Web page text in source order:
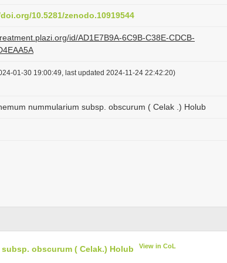
10.5281/zenodo.10919544
id/AD1E7B9A-6C9B-C38E-CDCB-
01-30 19:00:49, last updated 2024-11-24 22:42:20)
nummularium subsp. obscurum ( Celak .) Holub
obscurum ( Celak.) Holub View in CoL